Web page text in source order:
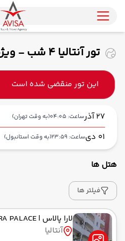
( ای جت )
این تور منقضی شده است
27 آذر ساعت: 04:05 (به وقت تهران)
01 دی ساعت: 23:59 (به وقت استانبول)
حرکت از مبدا: 04:05
به فرودگاه جدید استانبول IST
رسیدن به مقصد : 07:05
هتل ها
فیلتر ها
لارا پالاس | LARA PALACE
آنتالیا